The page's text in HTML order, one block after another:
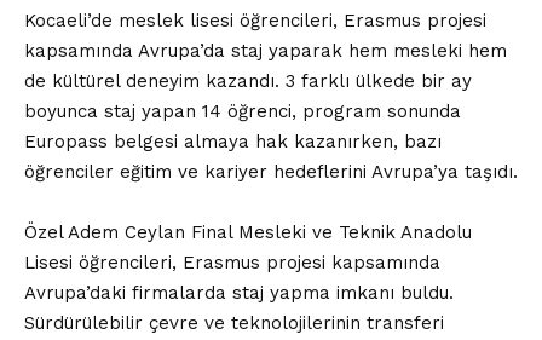
Kocaeli’de meslek lisesi öğrencileri, Erasmus projesi
kapsamında Avrupa’da staj yaparak hem mesleki hem
de kültürel deneyim kazandı. 3 farklı ülkede bir ay
boyunca staj yapan 14 öğrenci, program sonunda
Europass belgesi almaya hak kazanırken, bazı
öğrenciler eğitim ve kariyer hedeflerini Avrupa’ya taşıdı.
Özel Adem Ceylan Final Mesleki ve Teknik Anadolu
Lisesi öğrencileri, Erasmus projesi kapsamında
Avrupa’daki firmalarda staj yapma imkanı buldu.
Sürdürülebilir çevre ve teknolojilerinin transferi